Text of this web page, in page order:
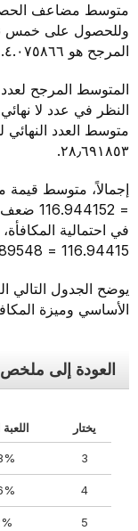
المرجح هو ٤.٠٧٥٨٦٦.
النظر في عدد لا
متوسط العدد النهائي
٢٨٫٦٩١٨٥٣.
=
116.94415 = 1.489548 ضعف قيمة جدول الراتب الأساسي.
يوضح الجدول التالي
الأساسي وميزة
العودة إلى ملخص
يختار